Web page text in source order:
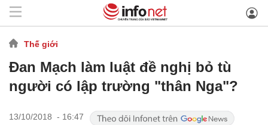
Thế giới
Đan Mạch làm luật đề nghị bỏ tù
người có lập trường "thân Nga"?
13/10/2018 - 16:47